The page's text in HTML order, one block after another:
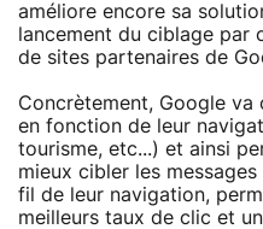
améliore encore sa
lancement du ciblage par
de sites partenaires de
Concrètement, Google va
en fonction de leur
tourisme, etc...) et ainsi
mieux cibler les
fil de leur navigation,
meilleurs taux de clic et